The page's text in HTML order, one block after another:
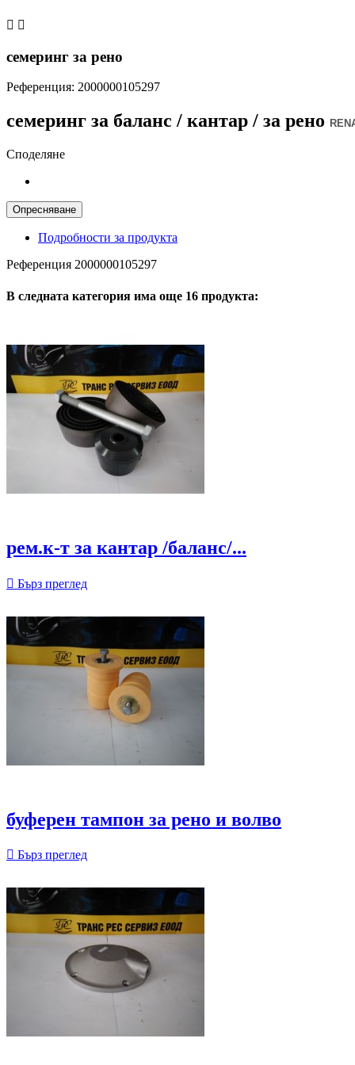
 
семеринг за рено
Референция: 2000000105297
семеринг за баланс / кантар / за рено
Споделяне
Подробности за продукта
Референция 2000000105297
В следната категория има още 16 продукта:
рем.к-т за кантар /баланс/...
 Бърз преглед
буферен тампон за рено и волво
 Бърз преглед